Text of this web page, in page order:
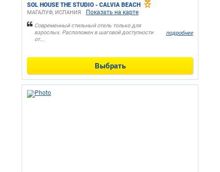
SOL HOUSE THE STUDIO - CALVIA BEACH
МАГАЛУФ, ИСПАНИЯ Показать на карте
Современный стильный отель только для
взрослых. Расположен в шаговой доступности
от...
подробнее
Выбрать